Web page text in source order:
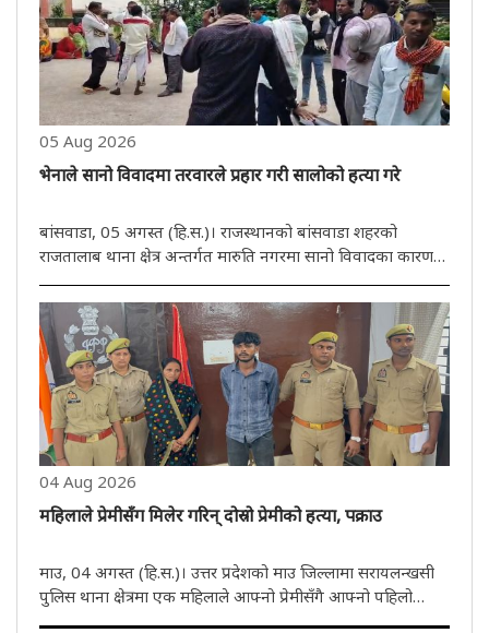
05 Aug 2026
भेनाले सानो विवादमा तरवारले प्रहार गरी सालोको हत्या गरे
बांसवाडा, 05 अगस्त (हि.स.)। राजस्थानको बांसवाडा शहरको
राजतालाब थाना क्षेत्र अन्तर्गत मारुति नगरमा सानो विवादका कारण
एक भेनाले आफ्नै सालोलाई तरवारले क्रूरतापूर्वक आक्रमण गरेर हत्या
गरेको घटना प्रकाशमा आएको छ। प्रारम्भिक जानकारीअनुसार,
अभियुक्त ..
04 Aug 2026
महिलाले प्रेमीसँग मिलेर गरिन् दोस्रो प्रेमीको हत्या, पक्राउ
माउ, 04 अगस्त (हि.स.)। उत्तर प्रदेशको माउ जिल्लामा सरायलन्खसी
पुलिस थाना क्षेत्रमा एक महिलाले आफ्नो प्रेमीसँगै आफ्नो पहिलो
प्रेमीको हत्या गराएकी छिन्। मङ्गलबार घटनाको खुलासा गर्दै पुलिसले